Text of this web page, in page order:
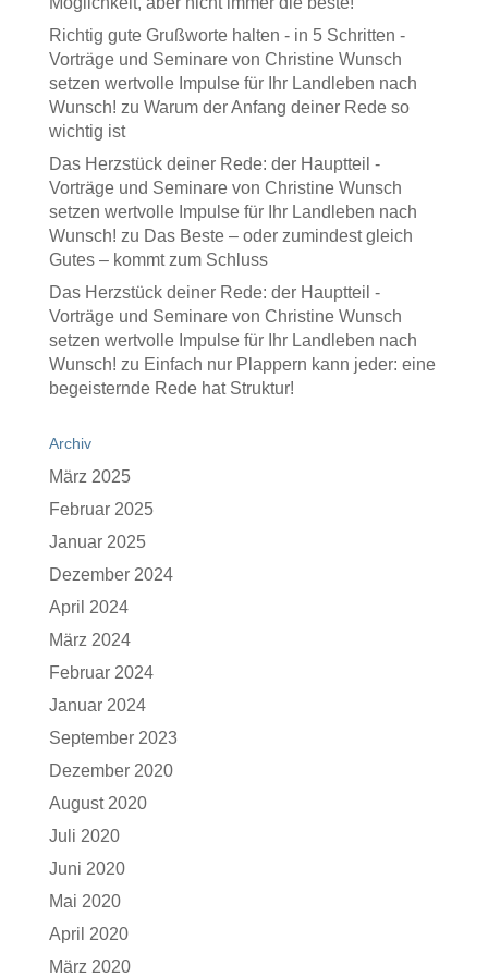
Richtig gute Grußworte halten - in 5 Schritten -
Vorträge und Seminare von Christine Wunsch
setzen wertvolle Impulse für Ihr Landleben nach
Wunsch! zu Warum der Anfang deiner Rede so
wichtig ist
Das Herzstück deiner Rede: der Hauptteil -
Vorträge und Seminare von Christine Wunsch
setzen wertvolle Impulse für Ihr Landleben nach
Wunsch! zu Das Beste – oder zumindest gleich
Gutes – kommt zum Schluss
Das Herzstück deiner Rede: der Hauptteil -
Vorträge und Seminare von Christine Wunsch
setzen wertvolle Impulse für Ihr Landleben nach
Wunsch! zu Einfach nur Plappern kann jeder: eine
begeisternde Rede hat Struktur!
Archiv
März 2025
Februar 2025
Januar 2025
Dezember 2024
April 2024
März 2024
Februar 2024
Januar 2024
September 2023
Dezember 2020
August 2020
Juli 2020
Juni 2020
Mai 2020
April 2020
März 2020